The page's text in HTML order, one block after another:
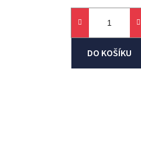
DO KOŠÍKU